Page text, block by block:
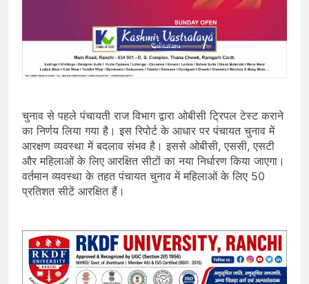
चुनाव से पहले पंचायती राज विभाग द्वारा ओबीसी ट्रिपल टेस्ट कराने
का निर्णय लिया गया है। इस रिपोर्ट के आधार पर पंचायत चुनाव में
आरक्षण व्यवस्था में बदलाव संभव है। इससे ओबीसी, एससी, एसटी
और महिलाओं के लिए आरक्षित सीटों का नया निर्धारण किया जाएगा।
वर्तमान व्यवस्था के तहत पंचायत चुनाव में महिलाओं के लिए 50
प्रतिशत सीटें आरक्षित हैं।